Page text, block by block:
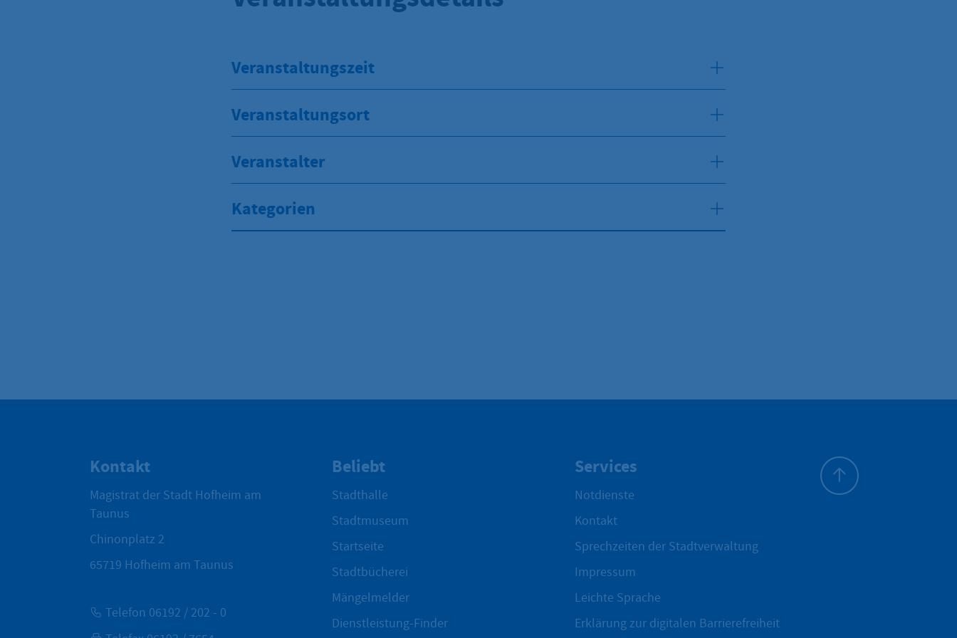
Veranstaltungszeit
Veranstaltungsort
Veranstalter
Kategorien
Kontakt
Magistrat der Stadt Hofheim am
Taunus
Chinonplatz 2
65719 Hofheim am Taunus
Telefon 06192 / 202 - 0
Beliebt
Stadthalle
Stadtmuseum
Startseite
Stadtbücherei
Mängelmelder
Dienstleistung-Finder
Services
Notdienste
Kontakt
Sprechzeiten der Stadtverwaltung
Impressum
Leichte Sprache
Erklärung zur digitalen Barrierefreiheit